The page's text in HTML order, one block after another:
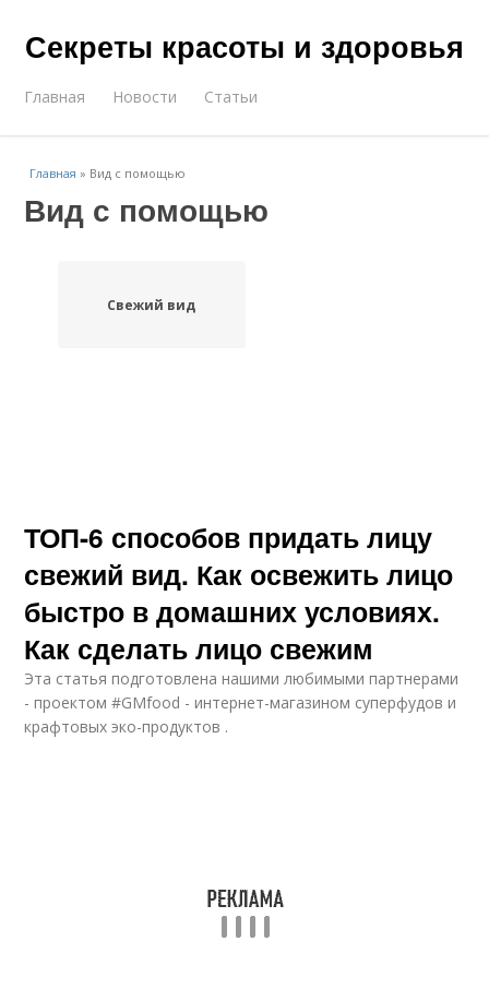
Секреты красоты и здоровья
Главная Новости Статьи
Главная » Вид с помощью
Вид с помощью
Свежий вид
ТОП-6 способов придать лицу
свежий вид. Как освежить лицо
быстро в домашних условиях.
Как сделать лицо свежим
Эта статья подготовлена нашими любимыми партнерами
- проектом #GMfood - интернет-магазином суперфудов и
крафтовых эко-продуктов .